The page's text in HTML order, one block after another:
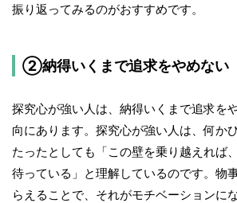
振り返ってみるのがおすすめです。
②納得いくまで追求をやめない
探究心が強い人は、納得いくまで追求を
向にあります。探究心が強い人は、何か
たったとしても「この壁を乗り越えれば
待っている」と理解しているのです。物
らえることで、それがモチベーションに